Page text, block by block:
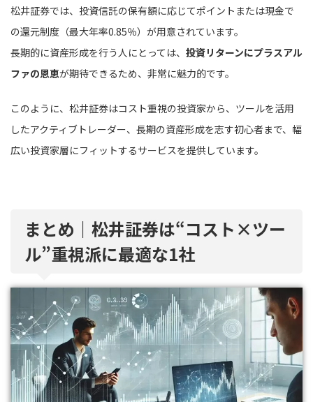
松井証券では、投資信託の保有額に応じてポイントまたは現金で
の還元制度（最大年率0.85％）が用意されています。
長期的に資産形成を行う人にとっては、 投資リターンにプラスアル
ファの恩恵が期待できるため、非常に魅力的です。
このように、松井証券はコスト重視の投資家から、ツールを活用
したアクティブトレーダー、長期の資産形成を志す初心者まで、幅
広い投資家層にフィットするサービスを提供しています。
まとめ｜松井証券は“コスト×ツー
ル”重視派に最適な1社